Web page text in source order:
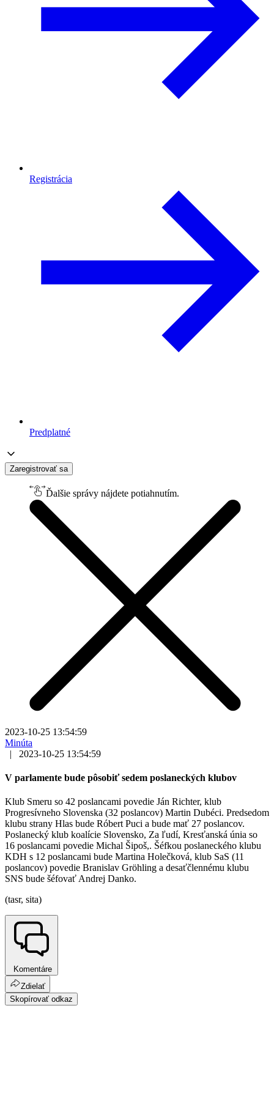
Registrácia
Predplatné
Zaregistrovať sa
Ďalšie správy nájdete potiahnutím.
2023-10-25 13:54:59
Minúta
|
2023-10-25 13:54:59
V parlamente bude pôsobiť sedem poslaneckých klubov
Klub Smeru so 42 poslancami povedie Ján Richter, klub
Progresívneho Slovenska (32 poslancov) Martin Dubéci. Predsedom
klubu strany Hlas bude Róbert Puci a bude mať 27 poslancov.
Poslanecký klub koalície Slovensko, Za ľudí, Kresťanská únia so
16 poslancami povedie Michal Šipoš,. Šéfkou poslaneckého klubu
KDH s 12 poslancami bude Martina Holečková, klub SaS (11
poslancov) povedie Branislav Gröhling a desaťčlennému klubu
SNS bude šéfovať Andrej Danko.
(tasr, sita)
Komentáre
Zdielať
Skopírovať odkaz